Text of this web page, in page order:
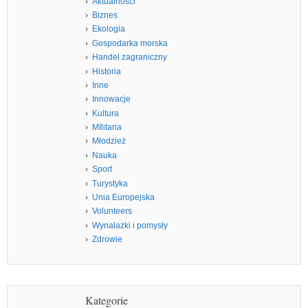
Biznes
Ekologia
Gospodarka morska
Handel zagraniczny
Historia
Inne
Innowacje
Kultura
MIlitaria
Młodzież
Nauka
Sport
Turystyka
Unia Europejska
Volunteers
Wynalazki i pomysły
Zdrowie
Kategorie